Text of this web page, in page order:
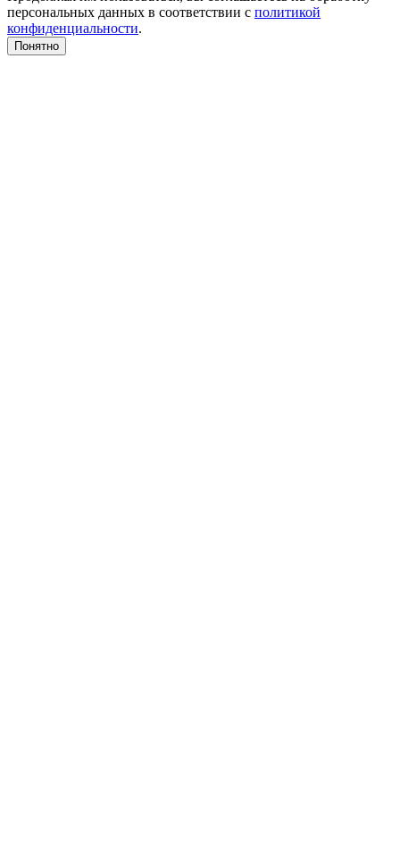
персональных данных в соответствии с политикой
конфиденциальности.
Понятно